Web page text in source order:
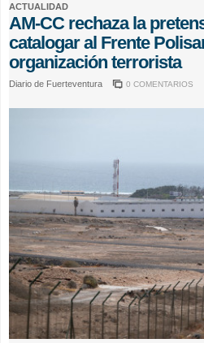
ACTUALIDAD
AM-CC rechaza la
catalogar al Frente
organización terrorista
Diario de Fuerteventura 0 COMENTARIOS